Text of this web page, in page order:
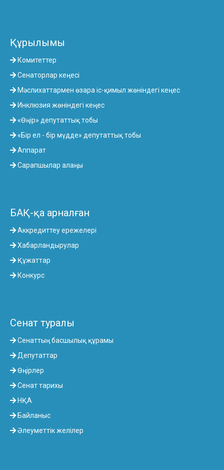
Құрылымы
Комитеттер
Сенаторлар кеңесі
Мәслихаттармен өзара іс-қимыл жөніндегі кеңес
Инклюзия жөніндегі кеңес
«Өңір» депутаттық тобы
«Бір ел - бір мүдде» депутаттық тобы
Аппарат
Сарапшылар алаңы
БАҚ-қа арналған
Аккредиттеу ережелері
Хабарландырулар
Құжаттар
Конкурс
Сенат туралы
Сенаттың басшылық құрамы
Депутаттар
Өңірлер
Сенат тарихы
НҚА
Байланыс
Әлеуметтік желілер